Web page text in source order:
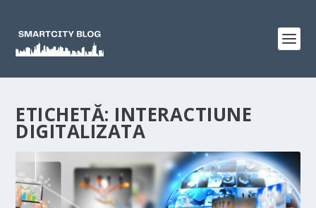
ETICHETĂ: INTERACTIUNE
DIGITALIZATA